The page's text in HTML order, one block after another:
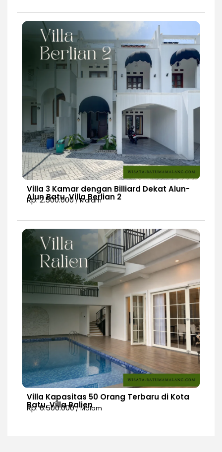
Villa 3 Kamar dengan Billiard Dekat Alun-
Alun Batu, Villa Berlian 2
Rp. 2.500.000/ Malam
Villa Kapasitas 50 Orang Terbaru di Kota
Batu, Villa Ralien
Rp. 6.500.000/ Malam